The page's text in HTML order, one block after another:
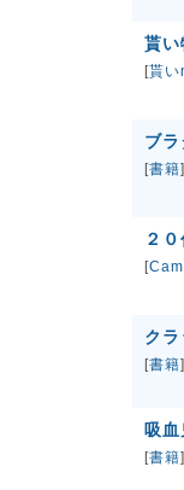
貰い
[貰
ブラ
[書籍
２
[
ク
[書籍]
吸
[書籍]